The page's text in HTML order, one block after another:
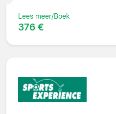
Lees meer/Boek
376 €